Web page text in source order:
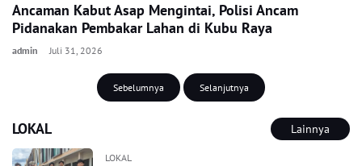
LOKAL Lainnya
LOKAL
Ancaman Kabut Asap Mengintai, Polisi Ancam
Pidanakan Pembakar Lahan di Kubu Raya
admin Juli 31, 2026
Sebelumnya Selanjutnya